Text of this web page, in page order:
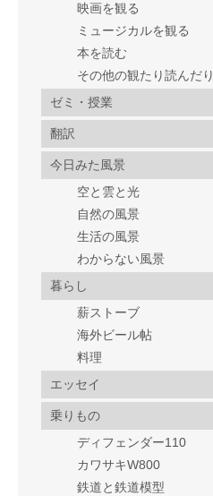
映画を観る
ミュージカルを観る
本を読む
その他の観たり読んだり
ゼミ・授業
翻訳
今日みた風景
空と雲と光
自然の風景
生活の風景
わからない風景
暮らし
薪ストーブ
海外ビール帖
料理
エッセイ
乗りもの
ディフェンダー110
カワサキW800
鉄道と鉄道模型